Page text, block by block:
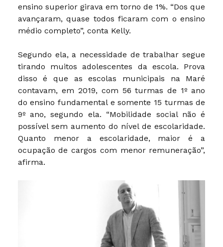
ensino superior girava em torno de 1%. “Dos que
avançaram, quase todos ficaram com o ensino
médio completo”, conta Kelly.
Segundo ela, a necessidade de trabalhar segue
tirando muitos adolescentes da escola. Prova
disso é que as escolas municipais na Maré
contavam, em 2019, com 56 turmas de 1º ano
do ensino fundamental e somente 15 turmas de
9º ano, segundo ela. “Mobilidade social não é
possível sem aumento do nível de escolaridade.
Quanto menor a escolaridade, maior é a
ocupação de cargos com menor remuneração”,
afirma.